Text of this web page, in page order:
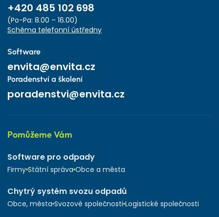
+420 485 102 698
(Po-Pa: 8.00 – 16.00)
Schéma telefonní ústředny
Software
envita@envita.cz
Poradenství a školení
poradenstvi@envita.cz
Pomůžeme Vám
Software pro odpady
Firmy Státní správa Obce a města
Chytrý systém svozu odpadů
Obce, města Svozové společnosti Logistické společnosti